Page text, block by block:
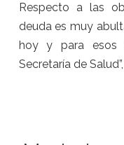
Respecto a las
deuda es muy
hoy y para esos
Secretaría de